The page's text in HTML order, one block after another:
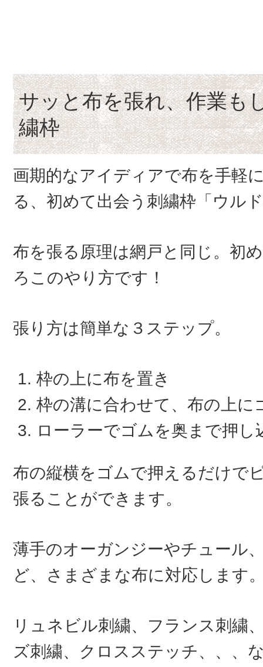
サッと布を張れ、作業も
繍枠
画期的なアイディアで布を手軽
る、初めて出会う刺繍枠「ウル
布を張る原理は網戸と同じ。初
ろこのやり方です！
張り方は簡単な３ステップ。
枠の上に布を置き
枠の溝に合わせて、布の上に
ローラーでゴムを奥まで押し
布の縦横をゴムで押えるだけで
張ることができます。
薄手のオーガンジーやチュール
ど、さまざまな布に対応します
リュネビル刺繍、フランス刺繍
ズ刺繍、クロスステッチ、、、